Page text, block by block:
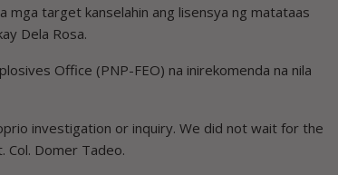
mga target kanselahin ang lisensya ng matataas
Dela Rosa.
Office (PNP-FEO) na inirekomenda na nila
investigation or inquiry. We did not wait for the
Col. Domer Tadeo.